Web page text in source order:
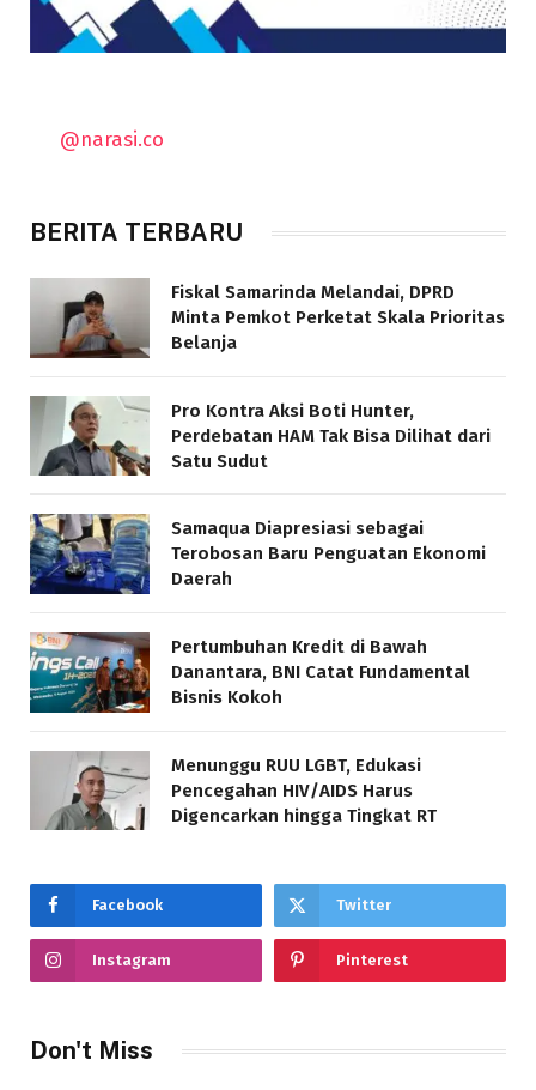
@narasi.co
BERITA TERBARU
Fiskal Samarinda Melandai, DPRD
Minta Pemkot Perketat Skala Prioritas
Belanja
Pro Kontra Aksi Boti Hunter,
Perdebatan HAM Tak Bisa Dilihat dari
Satu Sudut
Samaqua Diapresiasi sebagai
Terobosan Baru Penguatan Ekonomi
Daerah
Pertumbuhan Kredit di Bawah
Danantara, BNI Catat Fundamental
Bisnis Kokoh
Menunggu RUU LGBT, Edukasi
Pencegahan HIV/AIDS Harus
Digencarkan hingga Tingkat RT
Facebook Twitter
Instagram Pinterest
Don't Miss